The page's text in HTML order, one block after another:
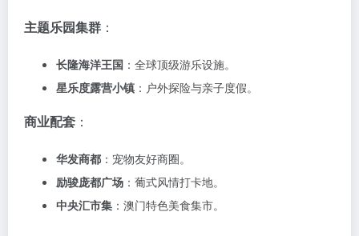
主题乐园集群 ：
长隆海洋王国 ：全球顶级游乐设施。
星乐度露营小镇 ：户外探险与亲子度假。
商业配套 ：
华发商都 ：宠物友好商圈。
励骏庞都广场 ：葡式风情打卡地。
中央汇市集 ：澳门特色美食集市。